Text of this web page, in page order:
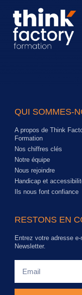
QUI SOMMES-
A propos de Think
Formation
Nos chiffres clés
Notre équipe
Nous rejoindre
Handicap et
Ils nous font confiance
RESTONS EN
Entrez votre adresse
Newsletter.